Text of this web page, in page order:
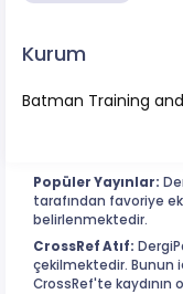
Kurum
Batman Training
Popüler Yayınlar:
tarafından favoriye
belirlenmektedir.
CrossRef Atıf:
çekilmektedir. Bunun
CrossRef'te kaydının